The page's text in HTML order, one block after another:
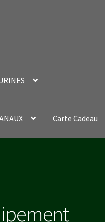
Carte Cadeau